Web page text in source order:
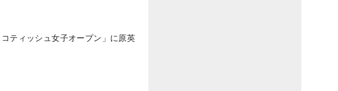
ティッシュ女子オープン」に原英